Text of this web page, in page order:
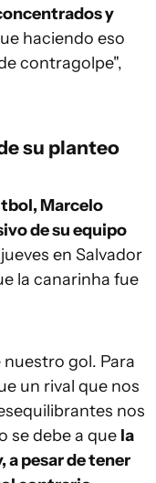
y
haciendo eso
contragolpe",
su planteo
Marcelo
de su equipo
en Salvador
la canarinha fue
gol. Para
un rival que nos
nos
se debe a que la
a pesar de tener